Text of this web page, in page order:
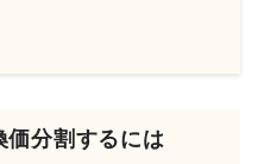
分割するには